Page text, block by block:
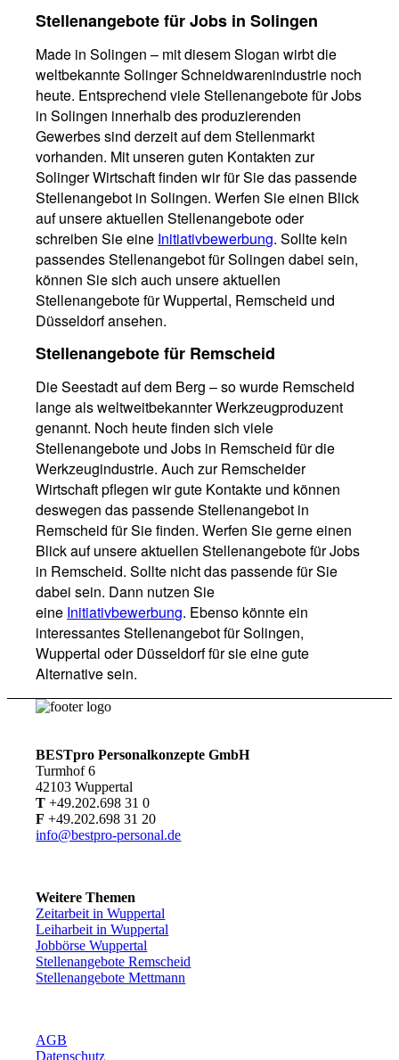
Stellenangebote für Jobs in Solingen
Made in Solingen – mit diesem Slogan wirbt die
weltbekannte Solinger Schneidwarenindustrie noch
heute. Entsprechend viele Stellenangebote für Jobs
in Solingen innerhalb des produzierenden
Gewerbes sind derzeit auf dem Stellenmarkt
vorhanden. Mit unseren guten Kontakten zur
Solinger Wirtschaft finden wir für Sie das passende
Stellenangebot in Solingen. Werfen Sie einen Blick
auf unsere aktuellen Stellenangebote oder
schreiben Sie eine Initiativbewerbung. Sollte kein
passendes Stellenangebot für Solingen dabei sein,
können Sie sich auch unsere aktuellen
Stellenangebote für Wuppertal, Remscheid und
Düsseldorf ansehen.
Stellenangebote für Remscheid
Die Seestadt auf dem Berg – so wurde Remscheid
lange als weltweitbekannter Werkzeugproduzent
genannt. Noch heute finden sich viele
Stellenangebote und Jobs in Remscheid für die
Werkzeugindustrie. Auch zur Remscheider
Wirtschaft pflegen wir gute Kontakte und können
deswegen das passende Stellenangebot in
Remscheid für Sie finden. Werfen Sie gerne einen
Blick auf unsere aktuellen Stellenangebote für Jobs
in Remscheid. Sollte nicht das passende für Sie
dabei sein. Dann nutzen Sie
eine Initiativbewerbung. Ebenso könnte ein
interessantes Stellenangebot für Solingen,
Wuppertal oder Düsseldorf für sie eine gute
Alternative sein.
BESTpro Personalkonzepte GmbH
Turmhof 6
42103 Wuppertal
T +49.202.698 31 0
F +49.202.698 31 20
info@bestpro-personal.de
Weitere Themen
Zeitarbeit in Wuppertal
Leiharbeit in Wuppertal
Jobbörse Wuppertal
Stellenangebote Remscheid
Stellenangebote Mettmann
AGB
Datenschutz